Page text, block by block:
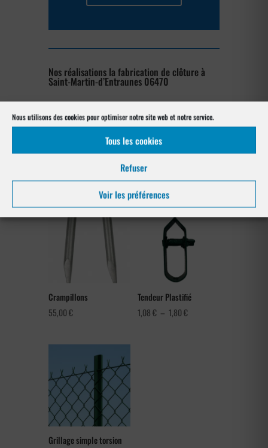
Nous utilisons des cookies pour optimiser notre site web et notre service.
Tous les cookies
Refuser
Voir les préférences
Nos réalisations la fabrication de clôture à
Saint-Martin-d’Entraunes 06470
[su_posts posts_per_page= »4″
post_type= »project » order= »asc »
orderby= »rand »]
Les produits de clôtures utilisés
à Saint-Martin-d’Entraunes 06470
Crampillons
55,00€
Tendeur Plastifié
1,08€ – 1,80€Plage
Grillage simple torsion